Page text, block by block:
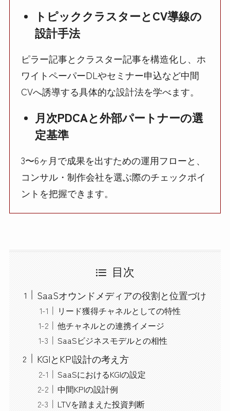
トピッククラスターとCV導線の
設計手法
ピラー記事とクラスター記事を構造化し、ホ
ワイトペーパーDLやセミナー申込など中間
CVへ誘導する具体的な設計法を学べます。
月次PDCAと外部パートナーの選
定基準
3〜6ヶ月で成果を出すための運用フローと、
コンサル・制作会社を選ぶ際のチェックポイ
ントを把握できます。
目次
SaaSオウンドメディアの役割と位置づけ
リード獲得チャネルとしての特性
他チャネルとの連携イメージ
SaaSビジネスモデルとの相性
KGIとKPI設計の考え方
SaaSにおけるKGIの設定
中間KPIの設計例
LTVを踏まえた投資判断